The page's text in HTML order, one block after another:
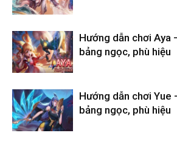
Hướng dẫn chơi Aya
bảng ngọc, phù hiệu
Hướng dẫn chơi Yue
bảng ngọc, phù hiệu